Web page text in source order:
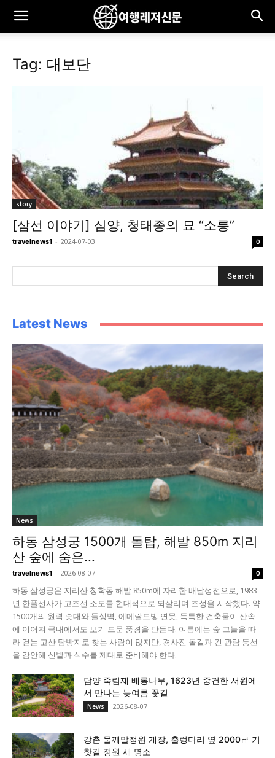
Tag: 대보단
story
[삼선 이야기] 심양, 청태종의 묘 “소릉”
travelnews1 - 2024-07-03 0
Latest News
News
하동 삼성궁 1500개 돌탑, 해발 850m 지리
산 숲에 숨은...
travelnews1 - 2026-08-07 0
하동 삼성궁은 지리산 청학동 해발 850m에 자리한 배달성전으로, 1983
년 한풀선사가 고조선 소도를 현대적으로 되살리며 조성을 시작했다. 약
1500개의 원력 솟대와 돌성벽, 에메랄드빛 연못, 독특한 건축물이 산속
에 이어져 국내에서도 보기 드문 풍경을 만든다. 여름에는 숲 그늘을 따
라 걷는 고산 탐방지로 찾는 사람이 많지만, 경사진 돌길과 긴 관람 동선
을 감안해 신발과 식수를 제대로 준비해야 한다.
담양 죽림재 배롱나무, 1623년 중건한 서원에
서 만나는 늦여름 꽃길
News 2026-08-07
강촌 물깨말정원 개장, 출렁다리 옆 2000㎡ 기
찻길 정원 새 명소